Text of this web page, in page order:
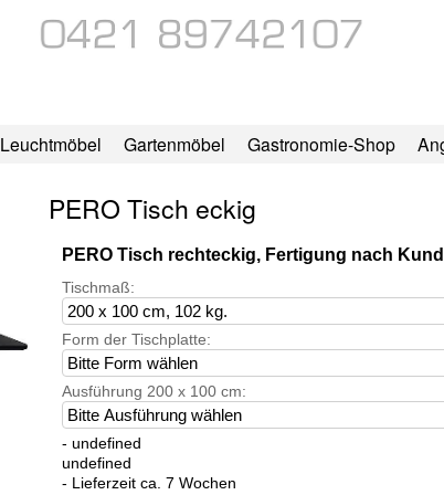
Leuchtmöbel Gartenmöbel Gastronomie-Shop
PERO Tisch eckig
PERO Tisch rechteckig, Fertigung nach
Tischmaß:
Form der Tischplatte:
Ausführung 200 x 100 cm:
- undefined
undefined
- Lieferzeit ca. 7 Wochen